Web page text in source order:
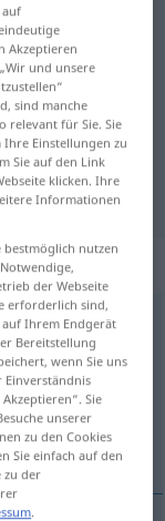
für
;-bücher>
Akzeptieren
und unsere
sind manche
relevant für Sie. Sie
Einstellungen zu
Sie auf den Link
klicken. Ihre
Informationen
bestmöglich nutzen
der Webseite
erforderlich sind,
Ihrem Endgerät
Bereitstellung
wenn Sie uns
Einverständnis
Sie
unserer
zu den Cookies
Sie einfach auf den
zu der
.